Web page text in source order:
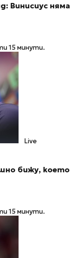
Винисиус няма
15 минути.
Live
бижу, което
15 минути.